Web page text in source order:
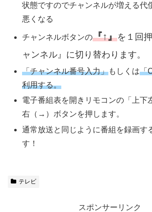
状態ですのでチャンネルが増える代
悪くなる
チャンネルボタンの『↑』を１回
ャンネル』に切り替わります。
「チャンネル番号入力」もしくは「
利用する。
電子番組表を開きリモコンの「上下
右（→）ボタンを押します。
通常放送と同じように番組を録画す
す！
テレビ
スポンサーリンク